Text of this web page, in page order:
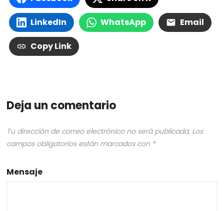
LinkedIn WhatsApp Email
Copy Link
Deja un comentario
Tu dirección de correo electrónico no será publicada. Los
campos obligatorios están marcados con *
Mensaje